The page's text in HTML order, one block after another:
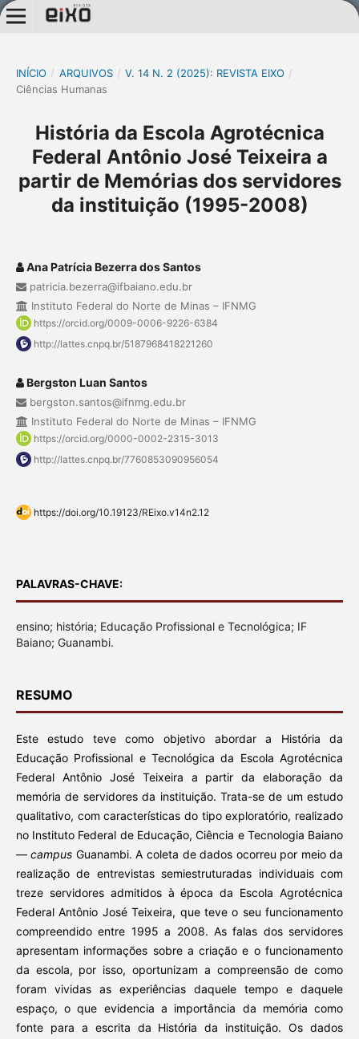
INÍCIO / ARQUIVOS / V. 14 N. 2 (2025): REVISTA EIXO /
Ciências Humanas
História da Escola Agrotécnica
Federal Antônio José Teixeira a
partir de Memórias dos servidores
da instituição (1995-2008)
Ana Patrícia Bezerra dos Santos
patricia.bezerra@ifbaiano.edu.br
Instituto Federal do Norte de Minas – IFNMG
https://orcid.org/0009-0006-9226-6384
http://lattes.cnpq.br/5187968418221260
Bergston Luan Santos
bergston.santos@ifnmg.edu.br
Instituto Federal do Norte de Minas – IFNMG
https://orcid.org/0000-0002-2315-3013
http://lattes.cnpq.br/7760853090956054
https://doi.org/10.19123/REixo.v14n2.12
PALAVRAS-CHAVE:
ensino; história; Educação Profissional e Tecnológica; IF
Baiano; Guanambi.
RESUMO
Este estudo teve como objetivo abordar a História da
Educação Profissional e Tecnológica da Escola Agrotécnica
Federal Antônio José Teixeira a partir da elaboração da
memória de servidores da instituição. Trata-se de um estudo
qualitativo, com características do tipo exploratório, realizado
no Instituto Federal de Educação, Ciência e Tecnologia Baiano
—campus Guanambi. A coleta de dados ocorreu por meio da
realização de entrevistas semiestruturadas individuais com
treze servidores admitidos à época da Escola Agrotécnica
Federal Antônio José Teixeira, que teve o seu funcionamento
compreendido entre 1995 a 2008. As falas dos servidores
apresentam informações sobre a criação e o funcionamento
da escola, por isso, oportunizam a compreensão de como
foram vividas as experiências daquele tempo e daquele
espaço, o que evidencia a importância da memória como
fonte para a escrita da História da instituição. Os dados